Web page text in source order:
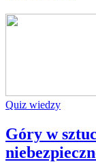
Quiz wiedzy
Góry w